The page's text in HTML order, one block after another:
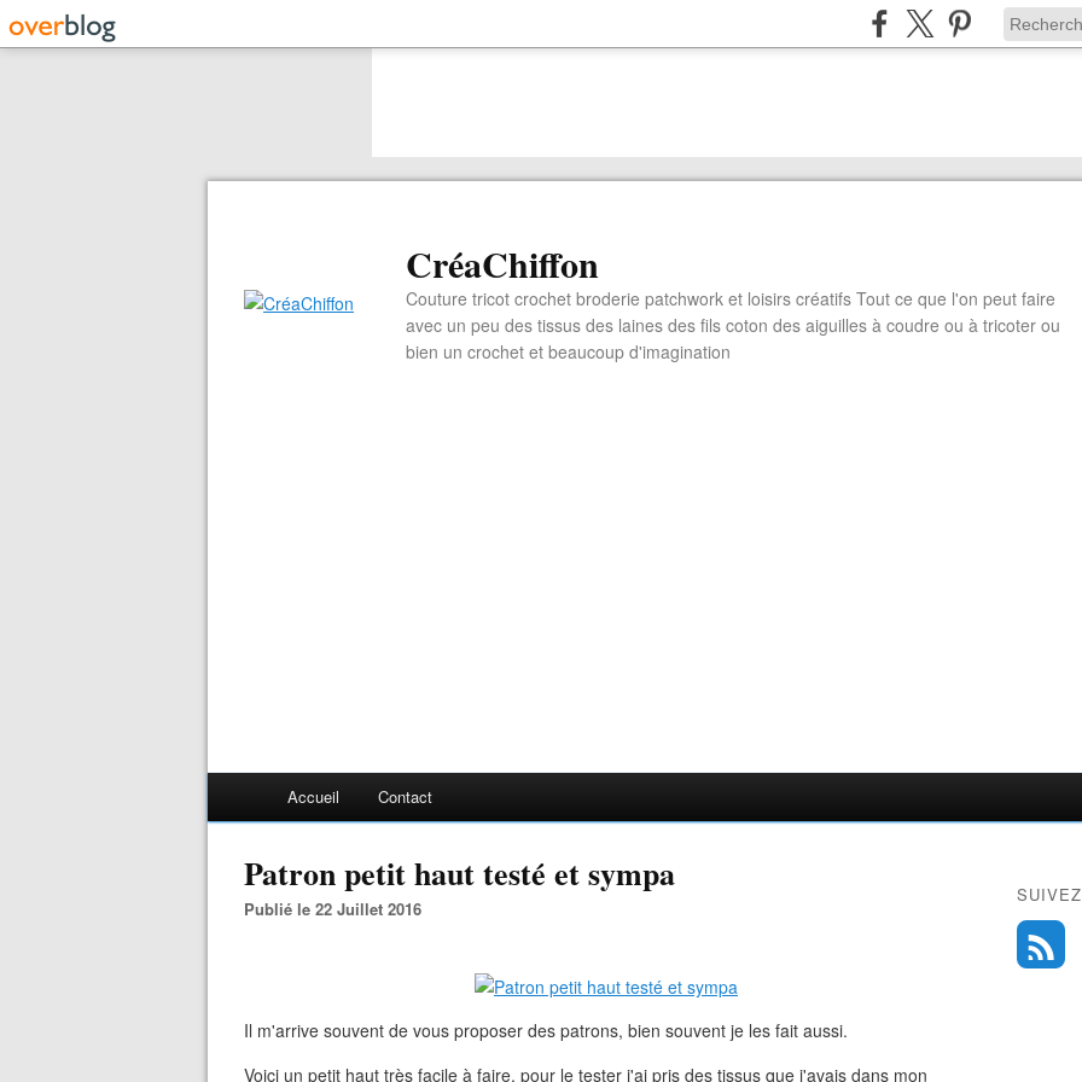
CréaChiffon
Couture tricot crochet broderie patchwork et loisirs créatifs Tout ce que l'on peut faire
avec un peu des tissus des laines des fils coton des aiguilles à coudre ou à tricoter ou
bien un crochet et beaucoup d'imagination
Accueil Contact
Patron petit haut testé et sympa
Publié le 22 Juillet 2016
Il m'arrive souvent de vous proposer des patrons, bien souvent je les fait aussi.
Voici un petit haut très facile à faire, pour le tester j'ai pris des tissus que j'avais dans mon